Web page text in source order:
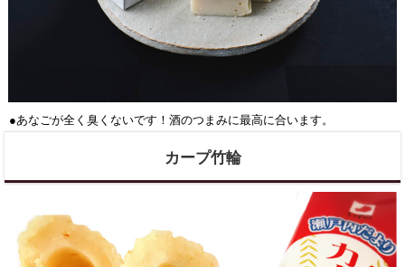
●あなごが全く臭くないです！酒のつまみに最高に合います。
カープ竹輪